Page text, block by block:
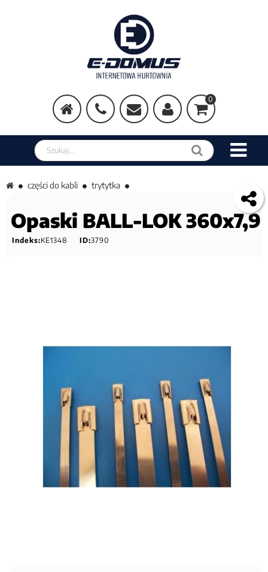
0
Szukaj w sklepie
części do kabli trytytka
Opaski BALL-LOK 360x7,9
Indeks:KE1348 ID:3790